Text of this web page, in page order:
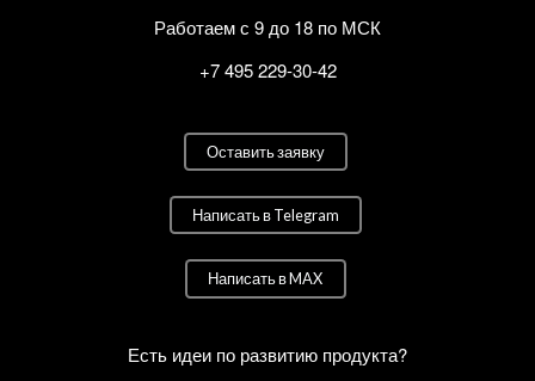
Работаем с 9 до 18 по МСК
+7 495 229-30-42
Оставить заявку
Написать в Telegram
Написать в MAX
Есть идеи по развитию продукта?